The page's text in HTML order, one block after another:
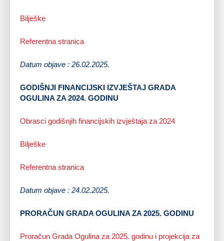
Bilješke
Referentna stranica
Datum objave : 26.02.2025.
GODIŠNJI FINANCIJSKI IZVJEŠTAJ GRADA
OGULINA ZA 2024. GODINU
Obrasci godišnjih financijskih izvještaja za 2024
Bilješke
Referentna stranica
Datum objave : 24.02.2025.
PRORAČUN GRADA OGULINA ZA 2025. GODINU
Proračun Grada Ogulina za 2025. godinu i projekcija za